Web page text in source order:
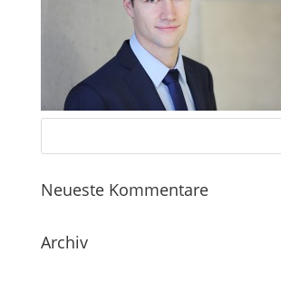
Neueste Kommentare
Archiv